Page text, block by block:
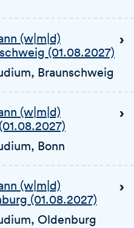
(w|m|d)
(01.08.2027)
, Braunschweig
(w|m|d)
, Bonn
(w|m|d)
(01.08.2027)
, Oldenburg